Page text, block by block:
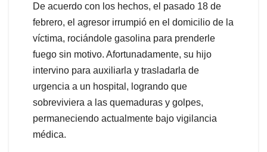
De acuerdo con los hechos, el pasado 18 de
febrero, el agresor irrumpió en el domicilio de la
víctima, rociándole gasolina para prenderle
fuego sin motivo. Afortunadamente, su hijo
intervino para auxiliarla y trasladarla de
urgencia a un hospital, logrando que
sobreviviera a las quemaduras y golpes,
permaneciendo actualmente bajo vigilancia
médica.